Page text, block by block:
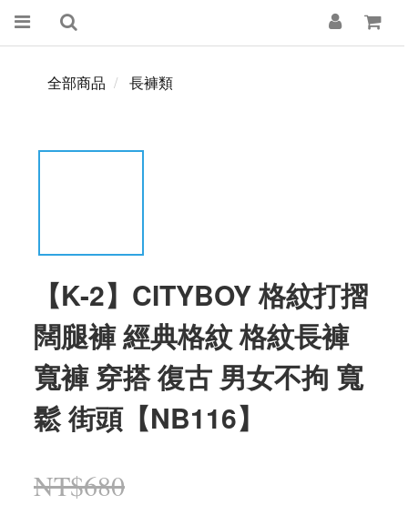
全部商品 長褲類
【K-2】CITYBOY 格紋打摺
闊腿褲 經典格紋 格紋長褲
寬褲 穿搭 復古 男女不拘 寬
鬆 街頭【NB116】
NT$680